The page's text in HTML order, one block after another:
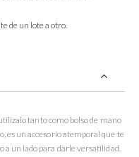
de un lote a otro.
tanto como bolso de mano
es un accesorio atemporal que te
a un lado para darle versatilidad.